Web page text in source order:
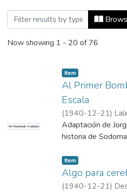
Browsing Número 42,
Now showing 1 - 20 of 76
No Thumbnail Available
Item
Al Primer
Escala
(1940-12-21)
Adaptación de
historia de
Item
Algo para
(1940-12-21)